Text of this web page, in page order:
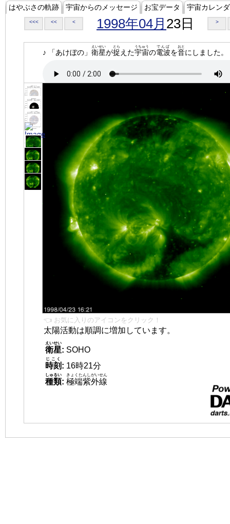
はやぶさの軌跡 宇宙からのメッセージ お宝データ 宇宙カレン
<<< << < 1998年04月 23日 >
♪ 「あけぼの」 衛星
えいせい
が捉
とら
えた宇宙
うちゅう
の電波
でんぱ
を音
おと
にしました。
👈 お気に入りのアイコンをクリック！
太陽活動は順調に増加しています。
衛星
えいせい
: SOHO
時刻
じこく
: 16時21分
種類
しゅるい
: 極端紫外線
きょくたんしがいせん